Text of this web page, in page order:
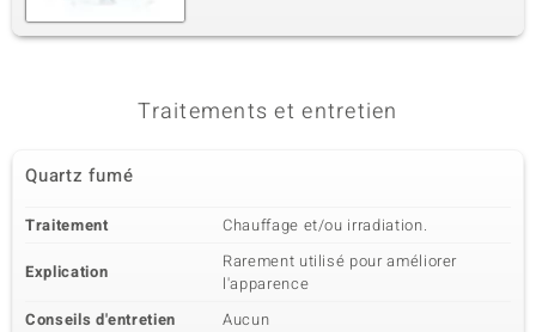
Traitements et entretien
Quartz fumé
Traitement Chauffage et/ou irradiation.
Explication
Rarement utilisé pour améliorer
l'apparence
Conseils d'entretien
Aucun